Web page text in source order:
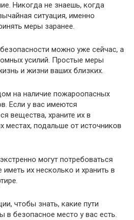
Никогда не знаешь, когда
ситуация, именно
меры заранее.
можно уже сейчас, а
усилий. Простые меры
и жизни ваших близких.
на наличие пожароопасных
Если у вас имеются
вещества, храните их в
местах, подальше от источников
могут потребоваться
их несколько и хранить в
чтобы знать, какие пути
в безопасное место у вас есть.